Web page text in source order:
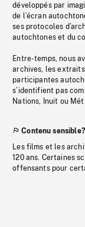
développés par
de l’écran
ses protocoles
autochtones et du
Entre-temps, nous
archives, les
participantes
s’identifient pas
Nations, Inuit ou
Contenu sensible?
Les films et les
120 ans. Certaines
offensants pour